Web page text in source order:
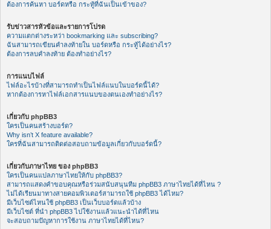
ต้องการค้นหา บอร์ดหรือ กระทู้ที่ฉันเป็นเข้าของ?
รับข่าวสารหัวข้อและรายการโปรด
ความแตกต่างระหว่า bookmarking และ subscribing?
ฉันสามารถเขียนคำลงท้ายใน บอร์ดหรือ กระทู้ได้อย่างไร?
ต้องการลบคำลงท้าย ต้องทำอย่างไร?
การแนบไฟล์
ไฟล์อะไรบ้างที่สามารถทำเป็นไฟล์แนบในบอร์ดนี้ได้?
หากต้องการหาไฟล์เอกสารแนบของตนเองทำอย่างไร?
เกี่ยวกับ phpBB3
ใครเป็นคนสร้างบอร์ด?
Why isn’t X feature available?
ใครที่ฉันสามารถติดต่อสอบถามข้อมูลเกี่ยวกับบอร์ดนี้?
เกี่ยวกับภาษาไทย ของ phpBB3
ใครเป็นคนแปลภาษาไทยให้กับ phpBB3?
สามารถแสดงคำขอบคุณหรือร่วมสนับสนุนทีม phpBB3 ภาษาไทยได้ที่ไหน ?
ไม่ได้เรียนมาทางสายคอมพิวเตอร์สามารถใช้ phpBB3 ได้ไหม?
มีเว็บไซต์ไหนใช้ phpBB3 เป็นเว็บบอร์ดแล้วบ้าง
มีเว็บไซต์ ที่นำ phpBB3 ไปใช้งานแล้วแนะนำได้ที่ไหน
จะสอบถามปัญหาการใช้งาน ภาษาไทยได้ที่ไหน?